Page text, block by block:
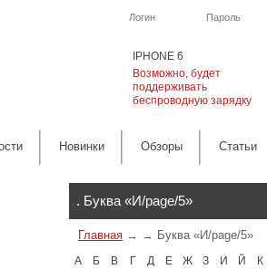
IPHONE 6
Возможно, будет
поддерживать
беспроводную зарядку
Логин Пароль
Новинки Обзоры Cтатьи
. Буква «И/page/5»
Главная → → Буква «И/page/5»
А Б В Г Д Е Ж З И Й
К